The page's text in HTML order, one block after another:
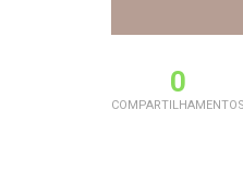
0
COMPARTILHAMENTOS